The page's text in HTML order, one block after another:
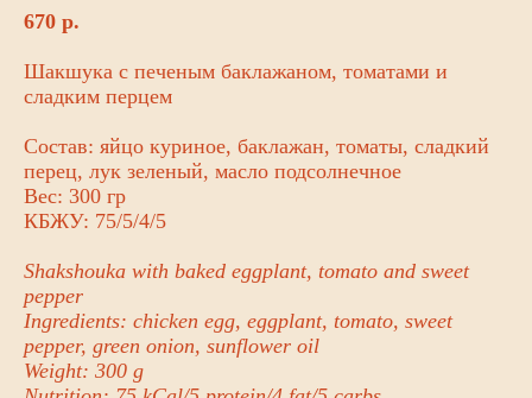
670 р.
Шакшука с печеным баклажаном, томатами и
сладким перцем
Состав: яйцо куриное, баклажан, томаты, сладкий
перец, лук зеленый, масло подсолнечное
Вес: 300 гр
КБЖУ: 75/5/4/5
Shakshouka with baked eggplant, tomato and sweet
pepper
Ingredients: chicken egg, eggplant, tomato, sweet
pepper, green onion, sunflower oil
Weight: 300 g